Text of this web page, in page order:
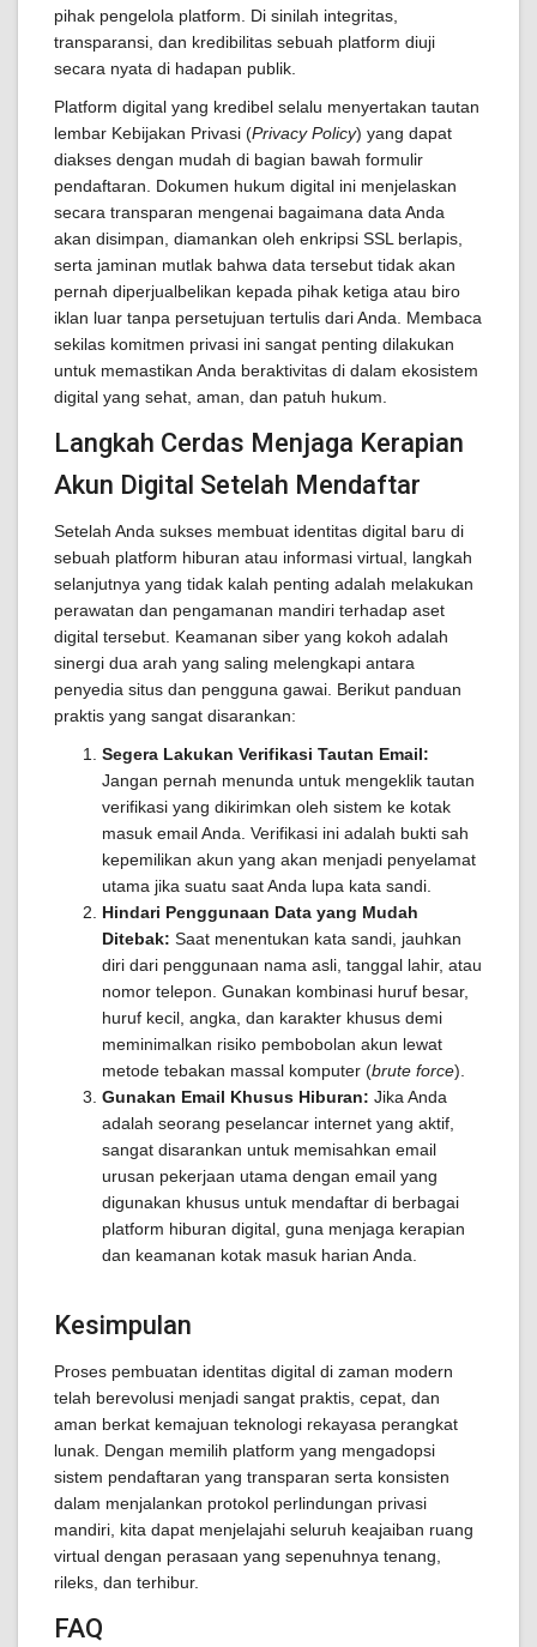
pihak pengelola platform. Di sinilah integritas,
transparansi, dan kredibilitas sebuah platform diuji
secara nyata di hadapan publik.
Platform digital yang kredibel selalu menyertakan tautan
lembar Kebijakan Privasi (Privacy Policy) yang dapat
diakses dengan mudah di bagian bawah formulir
pendaftaran. Dokumen hukum digital ini menjelaskan
secara transparan mengenai bagaimana data Anda
akan disimpan, diamankan oleh enkripsi SSL berlapis,
serta jaminan mutlak bahwa data tersebut tidak akan
pernah diperjualbelikan kepada pihak ketiga atau biro
iklan luar tanpa persetujuan tertulis dari Anda. Membaca
sekilas komitmen privasi ini sangat penting dilakukan
untuk memastikan Anda beraktivitas di dalam ekosistem
digital yang sehat, aman, dan patuh hukum.
Langkah Cerdas Menjaga Kerapian
Akun Digital Setelah Mendaftar
Setelah Anda sukses membuat identitas digital baru di
sebuah platform hiburan atau informasi virtual, langkah
selanjutnya yang tidak kalah penting adalah melakukan
perawatan dan pengamanan mandiri terhadap aset
digital tersebut. Keamanan siber yang kokoh adalah
sinergi dua arah yang saling melengkapi antara
penyedia situs dan pengguna gawai. Berikut panduan
praktis yang sangat disarankan:
Segera Lakukan Verifikasi Tautan Email:
Jangan pernah menunda untuk mengeklik tautan
verifikasi yang dikirimkan oleh sistem ke kotak
masuk email Anda. Verifikasi ini adalah bukti sah
kepemilikan akun yang akan menjadi penyelamat
utama jika suatu saat Anda lupa kata sandi.
Hindari Penggunaan Data yang Mudah
Ditebak: Saat menentukan kata sandi, jauhkan
diri dari penggunaan nama asli, tanggal lahir, atau
nomor telepon. Gunakan kombinasi huruf besar,
huruf kecil, angka, dan karakter khusus demi
meminimalkan risiko pembobolan akun lewat
metode tebakan massal komputer (brute force).
Gunakan Email Khusus Hiburan: Jika Anda
adalah seorang peselancar internet yang aktif,
sangat disarankan untuk memisahkan email
urusan pekerjaan utama dengan email yang
digunakan khusus untuk mendaftar di berbagai
platform hiburan digital, guna menjaga kerapian
dan keamanan kotak masuk harian Anda.
Kesimpulan
Proses pembuatan identitas digital di zaman modern
telah berevolusi menjadi sangat praktis, cepat, dan
aman berkat kemajuan teknologi rekayasa perangkat
lunak. Dengan memilih platform yang mengadopsi
sistem pendaftaran yang transparan serta konsisten
dalam menjalankan protokol perlindungan privasi
mandiri, kita dapat menjelajahi seluruh keajaiban ruang
virtual dengan perasaan yang sepenuhnya tenang,
rileks, dan terhibur.
FAQ